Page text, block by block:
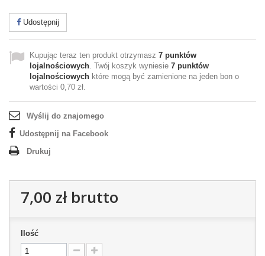
Udostępnij
Kupując teraz ten produkt otrzymasz 7 punktów
lojalnościowych. Twój koszyk wyniesie 7 punktów
lojalnościowych które mogą być zamienione na jeden bon o
wartości 0,70 zł.
Wyślij do znajomego
Udostępnij na Facebook
Drukuj
7,00 złbrutto
Ilość